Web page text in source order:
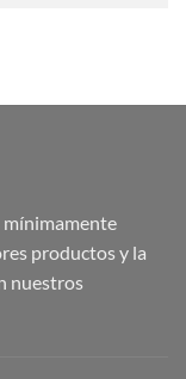
productos y la
nuestros